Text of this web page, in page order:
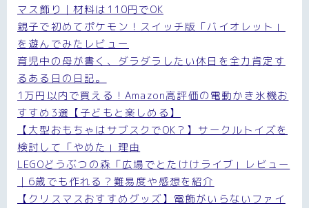
マス飾り｜材料は110円でOK
親子で初めてポケモン！スイッチ版「バイオレット」
を遊んでみたレビュー
育児中の母が書く、ダラダラしたい休日を全力肯定す
るある日の日記。
1万円以内で買える！Amazon高評価の電動かき氷機お
すすめ3選【子どもと楽しめる】
【大型おもちゃはサブスクでOK？】サークルトイズを
検討して「やめた」理由
LEGOどうぶつの森「広場でとたけけライブ」レビュー
｜6歳でも作れる？難易度や感想を紹介
【クリスマスおすすめグッズ】電飾がいらないファイ